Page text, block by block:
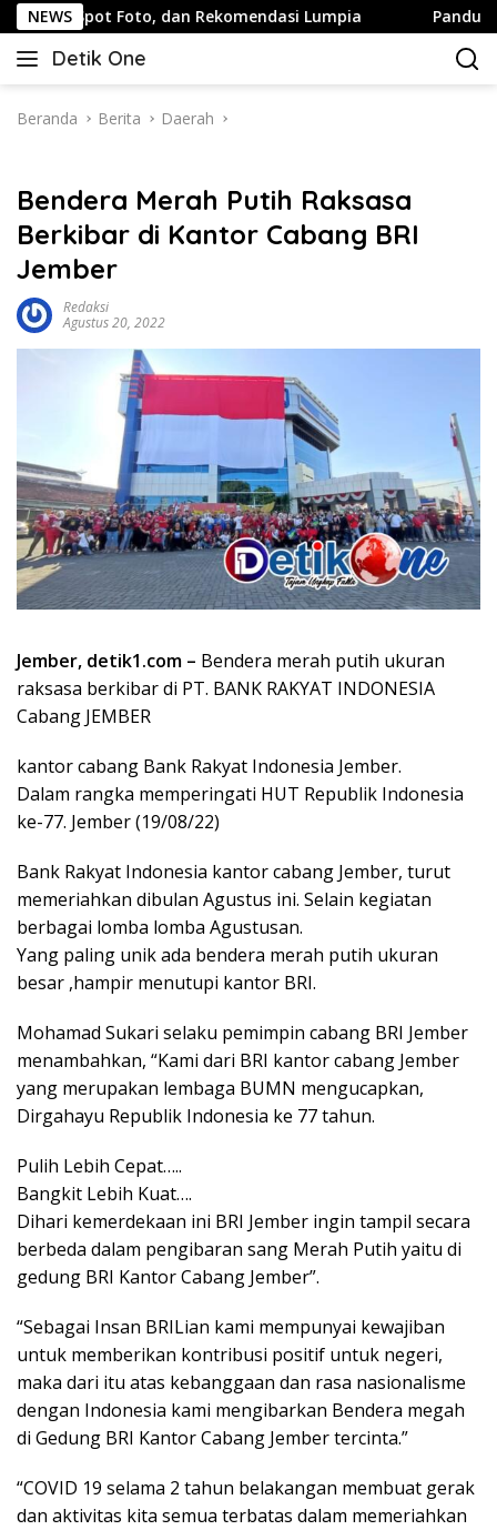
Langsung
ke
konten
NEWSdan Rekomendasi Lumpia Panduan Wisata
Detik One
Tajam
Fakta
Beranda Berita Daerah
Bendera Merah Putih Raksasa
Berkibar di Kantor Cabang BRI
Jember
Redaksi
Agustus 20, 2022
Jember, detik1.com – Bendera merah putih ukuran
raksasa berkibar di PT. BANK RAKYAT INDONESIA
Cabang JEMBER
kantor cabang Bank Rakyat Indonesia Jember.
Dalam rangka memperingati HUT Republik Indonesia
ke-77. Jember (19/08/22)
Bank Rakyat Indonesia kantor cabang Jember, turut
memeriahkan dibulan Agustus ini. Selain kegiatan
berbagai lomba lomba Agustusan.
Yang paling unik ada bendera merah putih ukuran
besar ,hampir menutupi kantor BRI.
Mohamad Sukari selaku pemimpin cabang BRI Jember
menambahkan, “Kami dari BRI kantor cabang Jember
yang merupakan lembaga BUMN mengucapkan,
Dirgahayu Republik Indonesia ke 77 tahun.
Pulih Lebih Cepat…..
Bangkit Lebih Kuat….
Dihari kemerdekaan ini BRI Jember ingin tampil secara
berbeda dalam pengibaran sang Merah Putih yaitu di
gedung BRI Kantor Cabang Jember”.
“Sebagai Insan BRILian kami mempunyai kewajiban
untuk memberikan kontribusi positif untuk negeri,
maka dari itu atas kebanggaan dan rasa nasionalisme
dengan Indonesia kami mengibarkan Bendera megah
di Gedung BRI Kantor Cabang Jember tercinta.”
“COVID 19 selama 2 tahun belakangan membuat gerak
dan aktivitas kita semua terbatas dalam memeriahkan